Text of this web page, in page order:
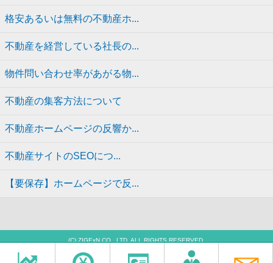
格安あるいは無料の不動産ホ...
不動産を経営している社長の...
物件問い合わせ率があがる物...
不動産の集客方法について
不動産ホームページの反響か...
不動産サイトのSEOにつ...
【要保存】ホームページで反...
(C) ZIGExN CO., LTD. ALL RIGHTS RESERVED.